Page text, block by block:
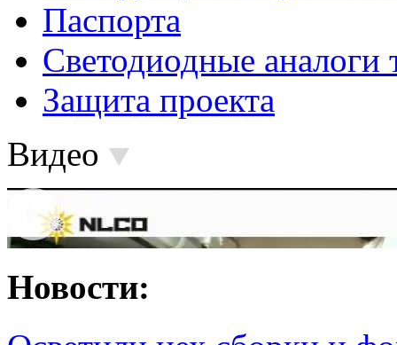
Паспорта
Светодиодные аналоги
Защита проекта
Видео
Новости: